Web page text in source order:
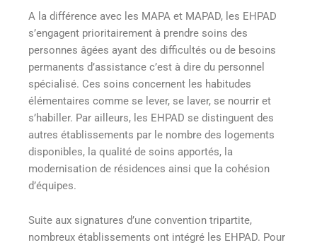
A la différence avec les MAPA et MAPAD, les EHPAD
s’engagent prioritairement à prendre soins des
personnes âgées ayant des difficultés ou de besoins
permanents d’assistance c’est à dire du personnel
spécialisé. Ces soins concernent les habitudes
élémentaires comme se lever, se laver, se nourrir et
s’habiller. Par ailleurs, les EHPAD se distinguent des
autres établissements par le nombre des logements
disponibles, la qualité de soins apportés, la
modernisation de résidences ainsi que la cohésion
d’équipes.
Suite aux signatures d’une convention tripartite,
nombreux établissements ont intégré les EHPAD. Pour